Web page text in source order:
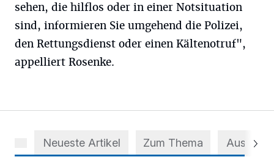
sehen, die hilflos oder in einer Notsituation
sind, informieren Sie umgehend die Polizei,
den Rettungsdienst oder einen Kältenotruf",
appelliert Rosenke.
Neueste Artikel Zum Thema Aus dem